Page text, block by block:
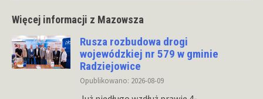
Więcej informacji z Mazowsza
Rusza rozbudowa drogi
wojewódzkiej nr 579 w gminie
Radziejowice
Opublikowano: 2026-08-09